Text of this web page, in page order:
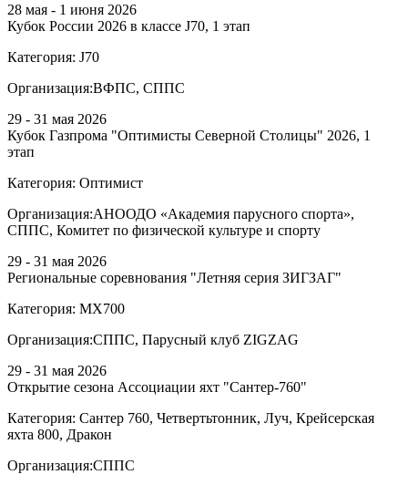
28 мая - 1 июня 2026
Кубок России 2026 в классе J70, 1 этап
Категория: J70
Организация:ВФПС, СППС
29 - 31 мая 2026
Кубок Газпрома "Оптимисты Северной Столицы" 2026, 1
этап
Категория: Оптимист
Организация:АНООДО «Академия парусного спорта»,
СППС, Комитет по физической культуре и спорту
29 - 31 мая 2026
Региональные соревнования "Летняя серия ЗИГЗАГ"
Категория: МХ700
Организация:СППС, Парусный клуб ZIGZAG
29 - 31 мая 2026
Открытие сезона Ассоциации яхт "Сантер-760"
Категория: Сантер 760, Четвертьтонник, Луч, Крейсерская
яхта 800, Дракон
Организация:СППС